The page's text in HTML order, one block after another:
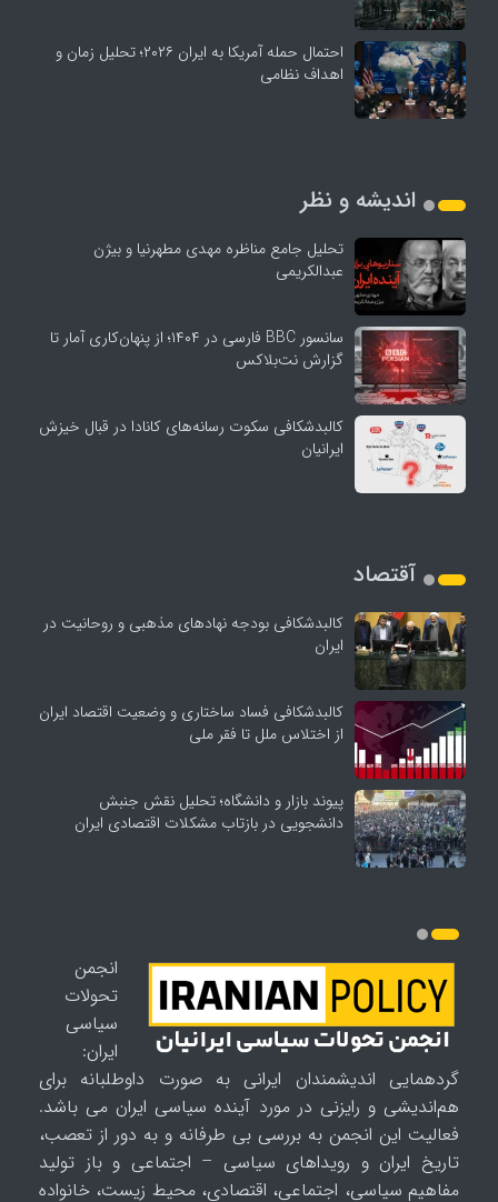
احتمال حمله آمریکا به ایران ۲۰۲۶؛ تحلیل زمان و
اهداف نظامی
اندیشه و نظر
تحلیل جامع مناظره مهدی مطهرنیا و بیژن
عبدالکریمی
سانسور BBC فارسی در ۱۴۰۴؛ از پنهان‌کاری آمار تا
گزارش نت‌بلاکس
کالبدشکافی سکوت رسانه‌های کانادا در قبال خیزش
ایرانیان
آقتصاد
کالبدشکافی بودجه نهادهای مذهبی و روحانیت در
ایران
کالبدشکافی فساد ساختاری و وضعیت اقتصاد ایران
از اختلاس ملل تا فقر ملی
پیوند بازار و دانشگاه؛ تحلیل نقش جنبش
دانشجویی در بازتاب مشکلات اقتصادی ایران
انجمن
تحولات
سیاسی
ایران:
گردهمایی اندیشمندان ایرانی به صورت داوطلبانه برای
هم‌اندیشی و رایزنی در مورد آینده سیاسی ایران می باشد.
فعالیت این انجمن به بررسی بی طرفانه و به دور از تعصب،
تاریخ ایران و رویداهای سیاسی – اجتماعی و باز تولید
مفاهیم سیاسی، اجتماعی، اقتصادی، محیط زیست، خانواده